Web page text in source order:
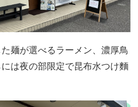
麺が選べるラーメン、濃厚鳥
は夜の部限定で昆布水つけ麵